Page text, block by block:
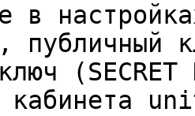
в
кабинета